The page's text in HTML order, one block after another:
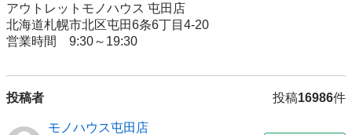
アウトレットモノハウス 屯田店
北海道札幌市北区屯田6条6丁目4-20
営業時間　9:30～19:30
投稿者 投稿16986件
モノハウス屯田店